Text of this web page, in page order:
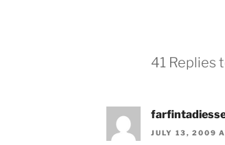
41 Replies
JULY 13, 2009